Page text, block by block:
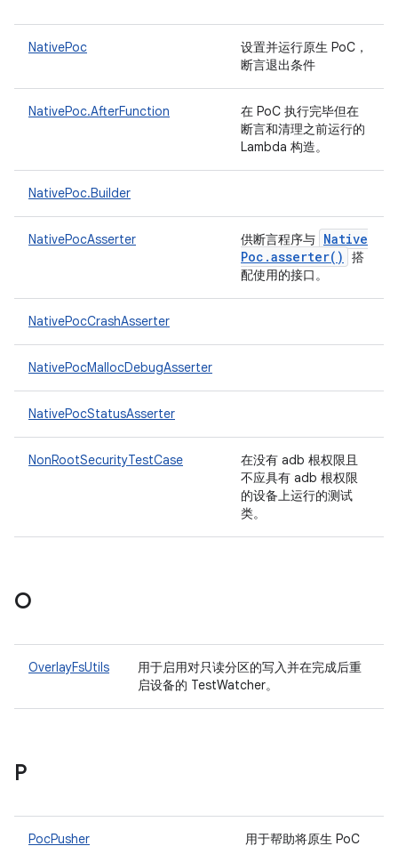
NativePoc
设置并运行原生 PoC，
断言退出条件
NativePoc.AfterFunction
在 PoC 执行完毕但在
断言和清理之前运行的
Lambda 构造。
NativePoc.Builder
NativePocAsserter 供断言程序与 Native
Poc .asserter( )
搭
配使用的接口。
NativePocCrashAsserter
NativePocMallocDebugAsserter
NativePocStatusAsserter
NonRootSecurityTestCase
在没有 adb 根权限且
不应具有 adb 根权限
的设备上运行的测试
类。
O
OverlayFsUtils
用于启用对只读分区的写入并在完成后重
启设备的 TestWatcher。
P
PocPusher 用于帮助将原生 PoC